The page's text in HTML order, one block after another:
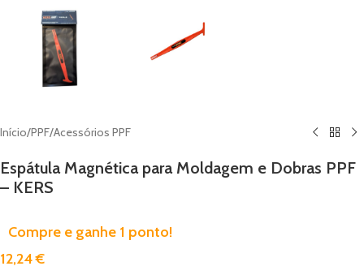
Início/PPF/Acessórios PPF
Espátula Magnética para Moldagem e Dobras PPF
– KERS
Compre e ganhe 1 ponto!
12,24€